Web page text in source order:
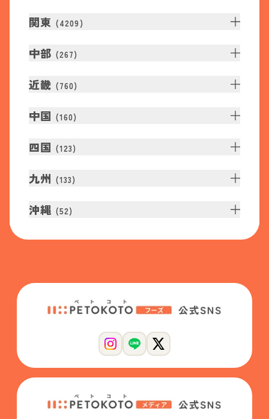
関東 (4209 )
中部 (267)
近畿 (760)
中国 (160)
四国 (123)
九州 (133)
沖縄 (52)